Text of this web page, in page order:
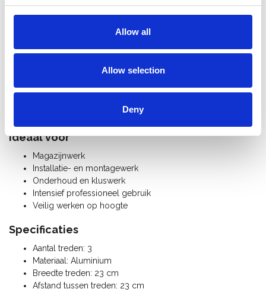
Allow all
Allow selection
Deny
Belangrijkste voordelen
Flauwe hellingshoek voor comfortabel en stabiel klimmen
Lichtgewicht aluminium, sterk en duurzaam
Voorzien van wielen voor eenvoudig verplaatsen
Met één hand te openen en sluiten
Ideaal voor
Magazijnwerk
Installatie- en montagewerk
Onderhoud en kluswerk
Intensief professioneel gebruik
Veilig werken op hoogte
Specificaties
Aantal treden: 3
Materiaal: Aluminium
Breedte treden: 23 cm
Afstand tussen treden: 23 cm